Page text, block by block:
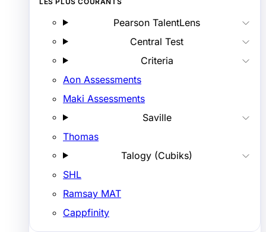
Pearson TalentLens
Central Test
Criteria
Aon Assessments
Maki Assessments
Saville
Thomas
Talogy (Cubiks)
SHL
Ramsay MAT
Cappfinity